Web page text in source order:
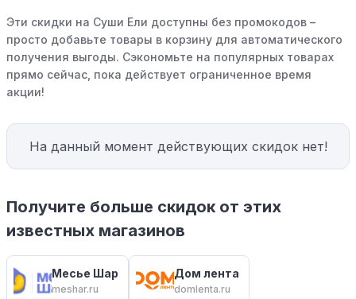
Эти скидки на Суши Ели доступны без промокодов –
просто добавьте товары в корзину для автоматического
получения выгоды. Сэкономьте на популярных товарах
прямо сейчас, пока действует ограниченное время
акции!
На данный момент действующих скидок нет!
Получите больше скидок от этих
известных магазинов
Месье Шар
meshar.ru
Дом лента
domlenta.ru